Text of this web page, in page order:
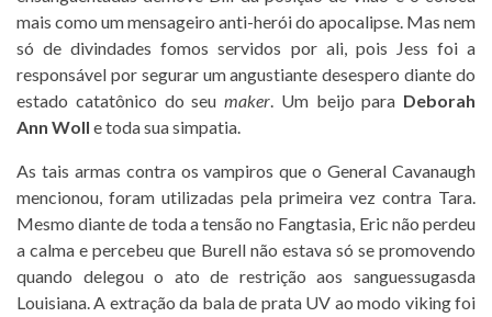
mais como um mensageiro anti-herói do apocalipse. Mas nem
só de divindades fomos servidos por ali, pois Jess foi a
responsável por segurar um angustiante desespero diante do
estado catatônico do seu maker. Um beijo para Deborah
Ann Woll e toda sua simpatia.
As tais armas contra os vampiros que o General Cavanaugh
mencionou, foram utilizadas pela primeira vez contra Tara.
Mesmo diante de toda a tensão no Fangtasia, Eric não perdeu
a calma e percebeu que Burell não estava só se promovendo
quando delegou o ato de restrição aos sanguessugasda
Louisiana. A extração da bala de prata UV ao modo viking foi